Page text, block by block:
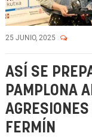
25 JUNIO, 2025
ASÍ SE
PAMPLONA
FERMÍN